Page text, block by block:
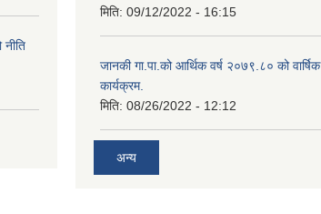
मिति: 09/12/2022 - 16:15
जानकी गा.पा.को आर्थिक वर्ष २०७९.८० को वार्षिक
कार्यक्रम.
मिति: 08/26/2022 - 12:12
अन्य